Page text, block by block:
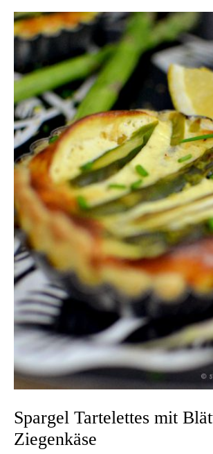
Spargel Tartelettes mit
Ziegenkäse